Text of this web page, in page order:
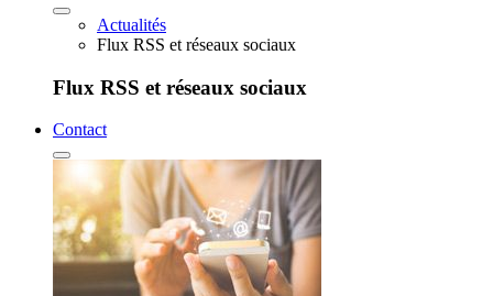
Actualités
Flux RSS et réseaux sociaux
Flux RSS et réseaux sociaux
Contact